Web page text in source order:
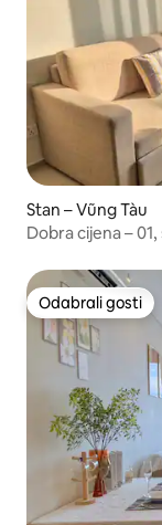
Stan – Vũng Tàu
Dobra cijena –
Odabrali gosti
Odabrali gosti